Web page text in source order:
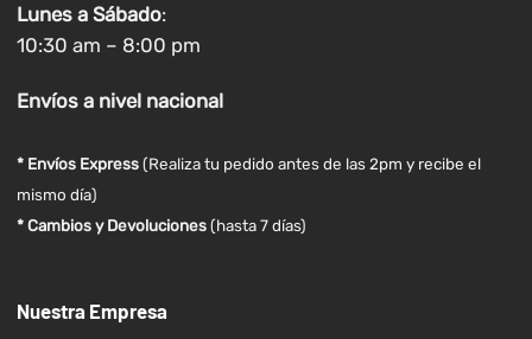
Lunes a Sábado:
10:30 am – 8:00 pm
Envíosa nivel nacional
* Envíos Express(Realiza tu pedido antes de las 2pm y recibe el
mismo día)
* Cambios y Devoluciones (hasta 7 días)
Nuestra Empresa